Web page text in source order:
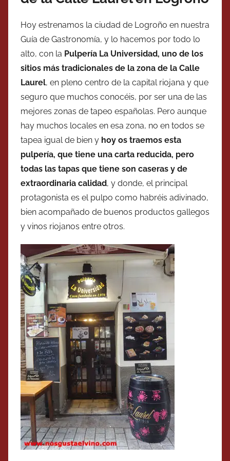
Hoy estrenamos la ciudad de Logroño en nuestra
Guía de Gastronomía, y lo hacemos por todo lo
alto, con la Pulpería La Universidad, uno de los
sitios más tradicionales de la zona de la Calle
Laurel, en pleno centro de la capital riojana y que
seguro que muchos conocéis, por ser una de las
mejores zonas de tapeo españolas. Pero aunque
hay muchos locales en esa zona, no en todos se
tapea igual de bien y hoy os traemos esta
pulpería, que tiene una carta reducida, pero
todas las tapas que tiene son caseras y de
extraordinaria calidad, y donde, el principal
protagonista es el pulpo como habréis adivinado,
bien acompañado de buenos productos gallegos
y vinos riojanos entre otros.